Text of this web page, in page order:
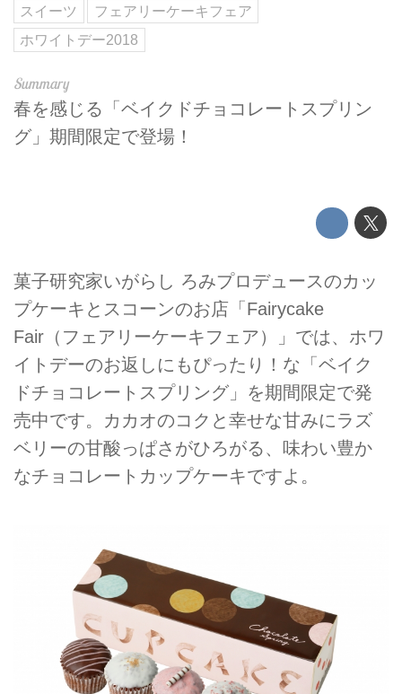
スイーツ
フェアリーケーキフェア
ホワイトデー2018
春を感じる「ベイクドチョコレートスプリン
グ」期間限定で登場！
菓子研究家いがらし ろみプロデュースのカッ
プケーキとスコーンのお店「Fairycake
Fair（フェアリーケーキフェア）」では、ホワ
イトデーのお返しにもぴったり！な「ベイク
ドチョコレートスプリング」を期間限定で発
売中です。カカオのコクと幸せな甘みにラズ
ベリーの甘酸っぱさがひろがる、味わい豊か
なチョコレートカップケーキですよ。